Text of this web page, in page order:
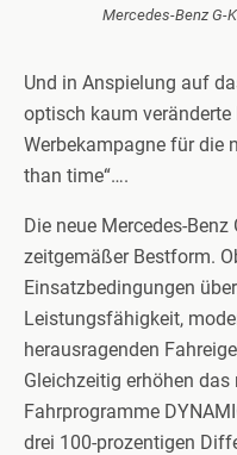
Mercedes-Benz G-
Und in Anspielung auf
optisch kaum
Werbekampagne für die
than time“….
Die neue Mercedes-
zeitgemäßer Bestform.
Einsatzbedingungen
Leistungsfähigkeit,
herausragenden
Gleichzeitig erhöhen das
Fahrprogramme
drei 100-prozentigen